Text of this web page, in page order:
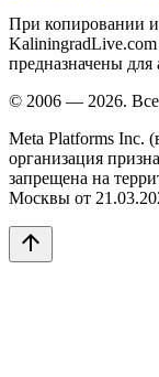
При копировании
KaliningradLive.com
предназначены для
© 2006 — 2026.
Meta Platforms Inc.
организация
запрещена на
Москвы от
arrow_upward